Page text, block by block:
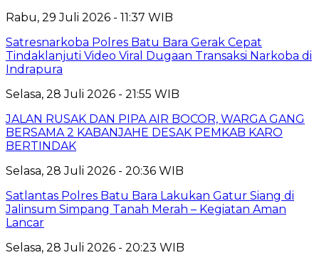
Rabu, 29 Juli 2026 - 11:37 WIB
Satresnarkoba Polres Batu Bara Gerak Cepat
Tindaklanjuti Video Viral Dugaan Transaksi Narkoba di
Indrapura
Selasa, 28 Juli 2026 - 21:55 WIB
JALAN RUSAK DAN PIPA AIR BOCOR, WARGA GANG
BERSAMA 2 KABANJAHE DESAK PEMKAB KARO
BERTINDAK
Selasa, 28 Juli 2026 - 20:36 WIB
Satlantas Polres Batu Bara Lakukan Gatur Siang di
Jalinsum Simpang Tanah Merah – Kegiatan Aman
Lancar
Selasa, 28 Juli 2026 - 20:23 WIB